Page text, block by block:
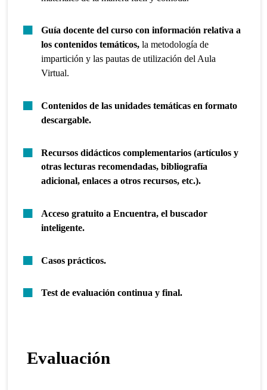
Guía docente del curso con información relativa a
los contenidos temáticos, la metodología de
impartición y las pautas de utilización del Aula
Virtual.
Contenidos de las unidades temáticas en formato
descargable.
Recursos didácticos complementarios (artículos y
otras lecturas recomendadas, bibliografía
adicional, enlaces a otros recursos, etc.).
Acceso gratuito a Encuentra, el buscador
inteligente.
Casos prácticos.
Test de evaluación continua y final.
Evaluación